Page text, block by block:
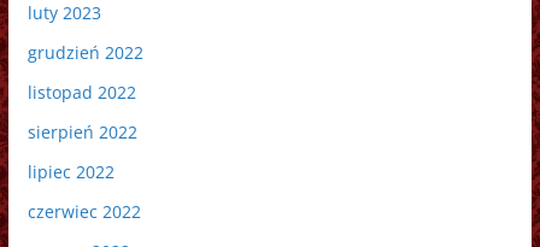
luty 2023
grudzień 2022
listopad 2022
sierpień 2022
lipiec 2022
czerwiec 2022